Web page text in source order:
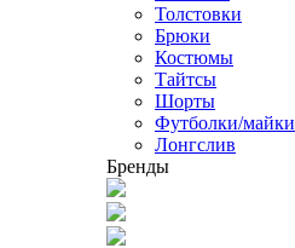
Толстовки
Брюки
Костюмы
Тайтсы
Шорты
Футболки/майки
Лонгслив
Бренды